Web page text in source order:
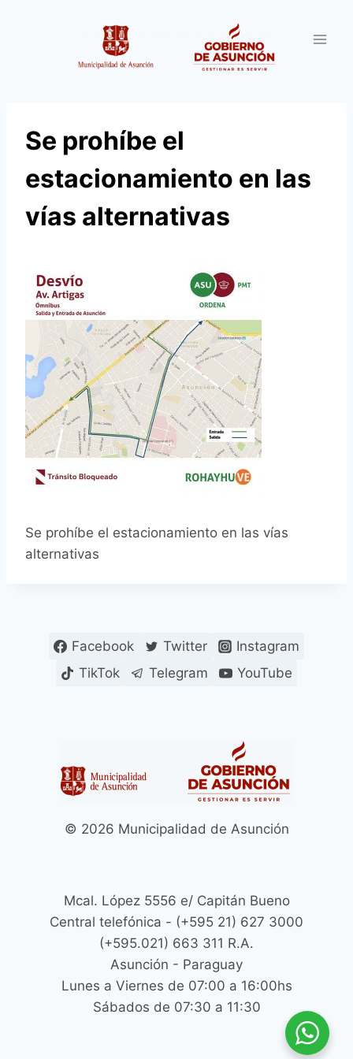
Se prohíbe el
estacionamiento en las
vías alternativas
Se prohíbe el estacionamiento en las vías
alternativas
Facebook Twitter
Instagram
TikTok
Telegram YouTube
© 2026 Municipalidad de Asunción
Mcal. López 5556 e/ Capitán Bueno
Central telefónica - (+595 21) 627 3000
(+595.021) 663 311 R.A.
Asunción - Paraguay
Lunes a Viernes de 07:00 a 16:00hs
Sábados de 07:30 a 11:30